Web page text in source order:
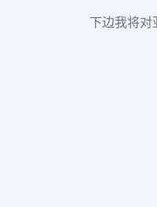
下边我将对